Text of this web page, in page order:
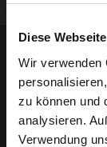
Diese
Wir verwenden
zu können und
analysieren.
Verwendung
Contenu